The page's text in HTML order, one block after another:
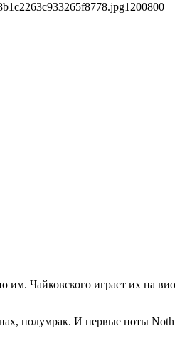
1200800
им. Чайковского играет их на
полумрак. И первые ноты